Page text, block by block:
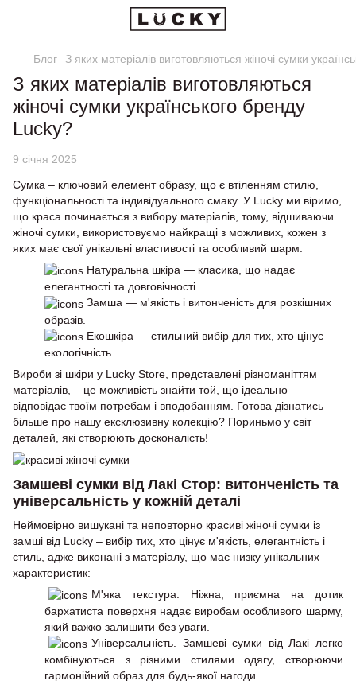
Блог З яких матеріалів виготовляються жіночі сумки
З яких матеріалів виготовляються
жіночі сумки українського бренду
Lucky?
9 січня 2025
Сумка – ключовий елемент образу, що є втіленням стилю,
функціональності та індивідуального смаку. У Lucky ми віримо,
що краса починається з вибору матеріалів, тому, відшиваючи
жіночі сумки, використовуємо найкращі з можливих, кожен з
яких має свої унікальні властивості та особливий шарм:
Натуральна шкіра — класика, що надає
елегантності та довговічності.
Замша — м'якість і витонченість для розкішних
образів.
Екошкіра — стильний вибір для тих, хто цінує
екологічність.
Вироби зі шкіри у Lucky Store, представлені різноманіттям
матеріалів, – це можливість знайти той, що ідеально
відповідає твоїм потребам і вподобанням. Готова дізнатись
більше про нашу ексклюзивну колекцію? Пориньмо у світ
деталей, які створюють досконалість!
Замшеві сумки від Лакі Стор: витонченість та
універсальність у кожній деталі
Неймовірно вишукані та неповторно красиві жіночі сумки із
замші від Lucky – вибір тих, хто цінує м'якість, елегантність і
стиль, адже виконані з матеріалу, що має низку унікальних
характеристик:
М'яка текстура. Ніжна, приємна на дотик
бархатиста поверхня надає виробам особливого шарму,
який важко залишити без уваги.
Універсальність. Замшеві сумки від Лакі легко
комбінуються з різними стилями одягу, створюючи
гармонійний образ для будь-якої нагоди.